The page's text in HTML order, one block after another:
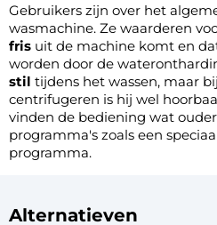
Gebruikers zijn over het
wasmachine. Ze waarderen
fris uit de machine komt en
worden door de
stil tijdens het wassen, maar
centrifugeren is hij wel
vinden de bediening wat
programma's zoals een
programma.
Alternatieven